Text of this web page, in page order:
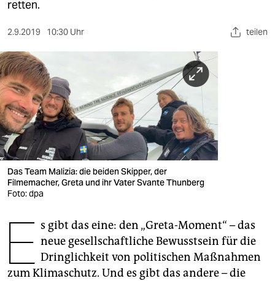
nord
wahrheit
verlag
verlag
veranstaltungen
shop
fragen & hilfe
unterstützen
genossenschaft
epaper login
retten.
2.9.2019 10:30 Uhr teilen
Das Team Malizia: die beiden Skipper, der
Filmemacher, Greta und ihr Vater Svante Thunberg
Foto: dpa
E s gibt das eine: den „Greta-Moment“ – das
neue gesellschaftliche Bewusstsein für die
Dringlichkeit von politischen Maßnahmen
zum Klimaschutz. Und es gibt das andere – die